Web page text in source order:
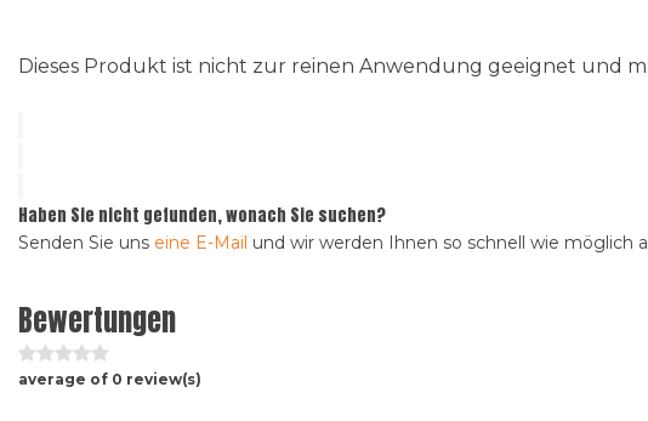
Dieses Produkt ist nicht zur reinen Anwendung geeignet und
Haben Sie nicht gefunden, wonach Sie suchen?
Senden Sie uns eine E-Mail und wir werden Ihnen so schnell wie möglich
Bewertungen
average of 0 review(s)